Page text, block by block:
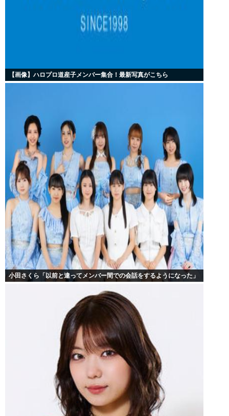
【画像】ハロプロ道産子メンバー集合！最新写真がこちら
小田さくら「以前と違ってメンバー間での会話をするようになった」